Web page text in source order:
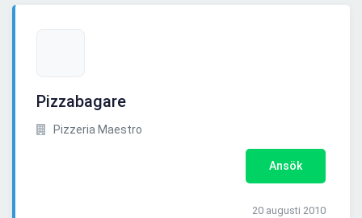
Pizzabagare
Pizzeria Maestro
Ansök
20 augusti 2010